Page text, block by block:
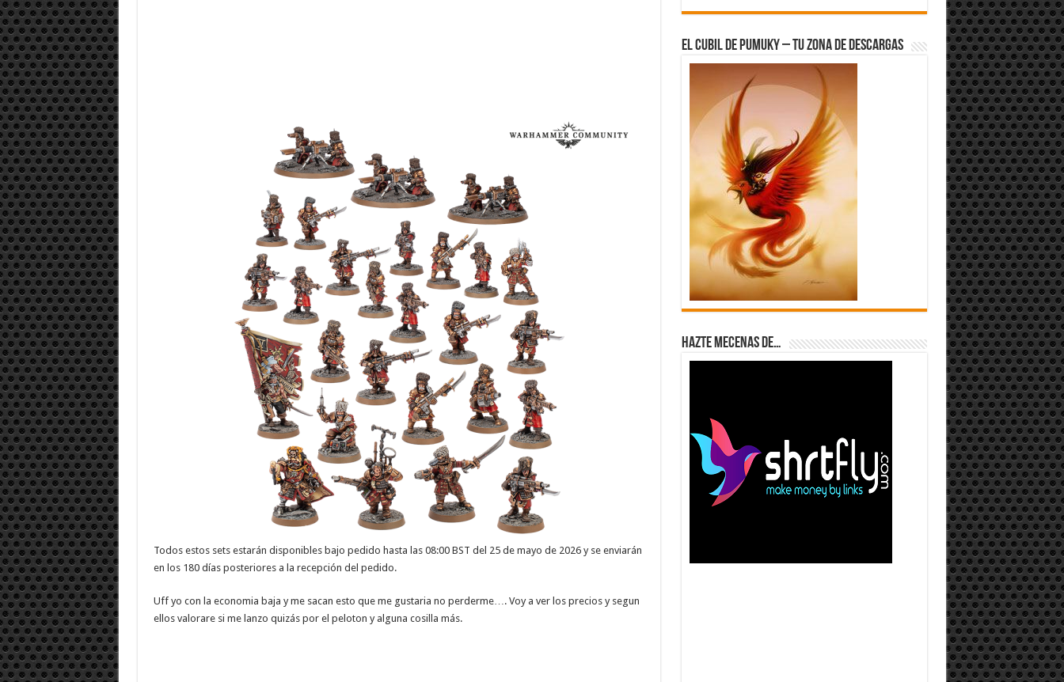
Todos estos sets estarán disponibles bajo pedido hasta las 08:00 BST del 25 de mayo de 2026 y se enviarán
en los 180 días posteriores a la recepción del pedido.
Uff yo con la economia baja y me sacan esto que me gustaria no perderme…. Voy a ver los precios y segun
ellos valorare si me lanzo quizás por el peloton y alguna cosilla más.
El Cubil de Pumuky – Tu zona de Descargas
Hazte Mecenas de…